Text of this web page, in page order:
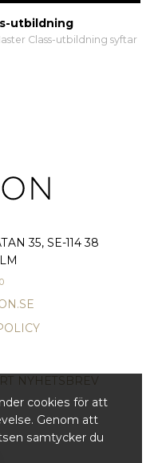
cookies för att
Genom att
samtycker du
utbildning
Class-utbildning syftar
35, SE-114 38
NYHETSBREV